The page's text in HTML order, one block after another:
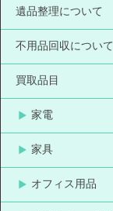
遺品整理について
不用品回収について
買取品目
家電
家具
オフィス用品